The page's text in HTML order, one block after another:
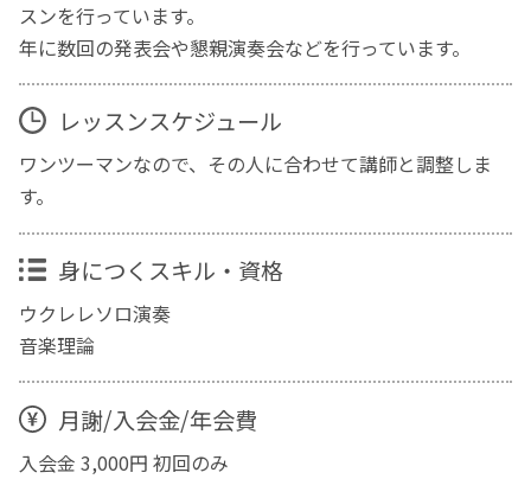
スンを行っています。
年に数回の発表会や懇親演奏会などを行っています。
レッスンスケジュール
ワンツーマンなので、その人に合わせて講師と調整しま
す。
身につくスキル・資格
ウクレレソロ演奏
音楽理論
月謝/入会金/年会費
入会金 3,000円 初回のみ